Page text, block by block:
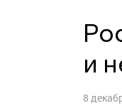
Российская экономика: неэффективная
и
8